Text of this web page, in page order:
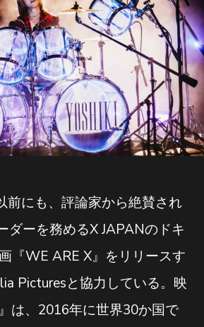
前にも、評論家から絶賛され
ダーを務めるX JAPANのドキ
『WE ARE X』をリリースす
Picturesと協力している。映
は、2016年に世界30か国で